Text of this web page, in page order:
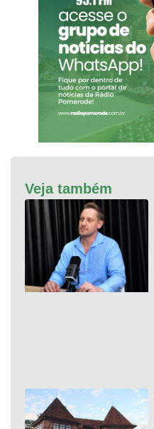
Veja também